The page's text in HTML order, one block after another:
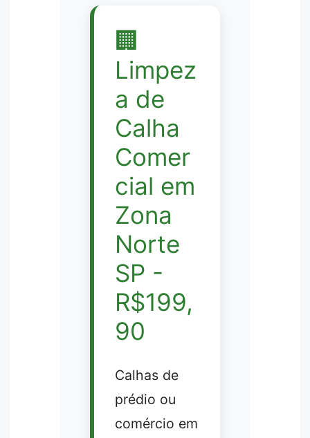
🏢
Limpez
a de
Calha
Comer
cial em
Zona
Norte
SP -
R$199,
90
Calhas de
prédio ou
comércio em